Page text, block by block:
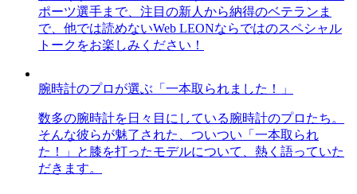
ポーツ選手まで、注目の新人から納得のベテランま
で、他では読めないWeb LEONならではのスペシャル
トークをお楽しみください！
腕時計のプロが選ぶ「一本取られました！」
数多の腕時計を日々目にしている腕時計のプロたち。
そんな彼らが魅了された、ついつい「一本取られ
た！」と膝を打ったモデルについて、熱く語っていた
だきます。